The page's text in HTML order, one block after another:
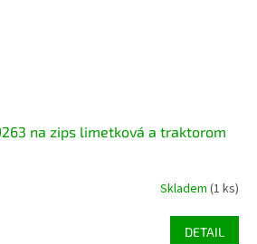
na zips limetková a traktorom
Skladem (1 ks)
DETAIL